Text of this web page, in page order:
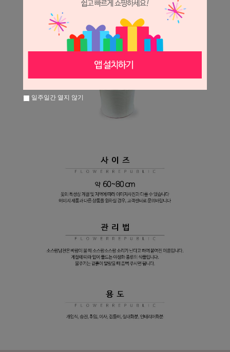
일주일간 열지 않기